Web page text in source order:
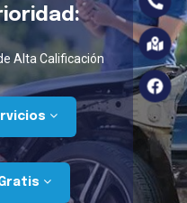
Alta Calificación